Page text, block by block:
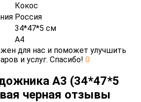
Кокос
Россия
34*47*5 см
А4
для нас и поможет улучшить
и услуг. Спасибо! 0
А3 (34*47*5
черная отзывы